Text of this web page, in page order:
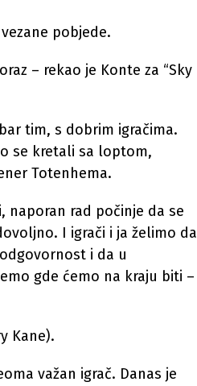
pobjede.
– rekao je Konte za “Sky
tim, s dobrim igračima.
se kretali sa loptom,
Totenhema.
naporan rad počinje da se
I igrači i ja želimo da
i da u
gde ćemo na kraju biti –
Kane).
važan igrač. Danas je